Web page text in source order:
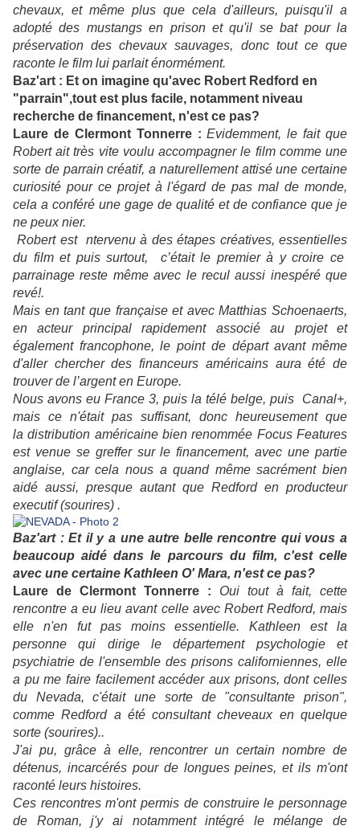
chevaux, et même plus que cela d'ailleurs, puisqu'il a
adopté des mustangs en prison et qu'il se bat pour la
préservation des chevaux sauvages, donc tout ce que
raconte le film lui parlait énormément.
Baz'art : Et on imagine qu'avec Robert Redford en
"parrain",tout est plus facile, notamment niveau
recherche de financement, n'est ce pas?
Laure de Clermont Tonnerre :Evidemment, le fait que
Robert ait très vite voulu accompagner le film comme une
sorte de parrain créatif, a naturellement attisé une certaine
curiosité pour ce projet à l'égard de pas mal de monde,
cela a conféré une gage de qualité et de confiance que je
ne peux nier.
Robert est ntervenu à des étapes créatives, essentielles
du film et puis surtout, c’était le premier à y croire ce
parrainage reste même avec le recul aussi inespéré que
revé!.
Mais en tant que française et avec Matthias Schoenaerts,
en acteur principal rapidement associé au projet et
également francophone, le point de départ avant même
d'aller chercher des financeurs américains aura été de
trouver de l’argent en Europe.
Nous avons eu France 3, puis la télé belge, puis Canal+,
mais ce n'était pas suffisant, donc heureusement que
la distribution américaine bien renommée Focus Features
est venue se greffer sur le financement, avec une partie
anglaise, car cela nous a quand même sacrément bien
aidé aussi, presque autant que Redford en producteur
executif (sourires) .
Baz'art : Et il y a une autre belle rencontre qui vous a
beaucoup aidé dans le parcours du film, c'est celle
avec une certaine Kathleen O' Mara, n'est ce pas?
Laure de Clermont Tonnerre : Oui tout à fait, cette
rencontre a eu lieu avant celle avec Robert Redford, mais
elle n'en fut pas moins essentielle. Kathleen est la
personne qui dirige le département psychologie et
psychiatrie de l'ensemble des prisons californiennes, elle
a pu me faire facilement accéder aux prisons, dont celles
du Nevada, c'était une sorte de "consultante prison",
comme Redford a été consultant cheveaux en quelque
sorte (sourires)..
J'ai pu, grâce à elle, rencontrer un certain nombre de
détenus, incarcérés pour de longues peines, et ils m'ont
raconté leurs histoires.
Ces rencontres m'ont permis de construire le personnage
de Roman, j'y ai notamment intégré le mélange de